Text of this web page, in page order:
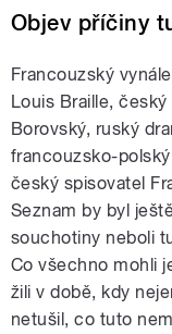
Objev příčiny
Francouzský
Louis Braille,
Borovský, ruský
francouzsko-
český spisovatel
Seznam by byl
souchotiny neboli
Co všechno mohli
žili v době, kdy
netušil, co tuto